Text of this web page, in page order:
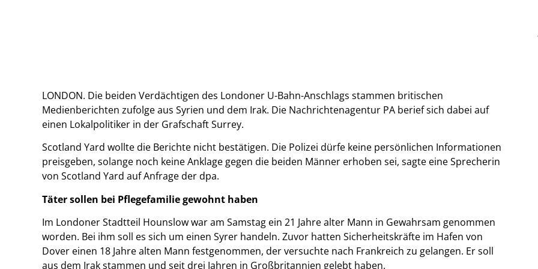
LONDON. Die beiden Verdächtigen des Londoner U-Bahn-Anschlags stammen britischen
Medienberichten zufolge aus Syrien und dem Irak. Die Nachrichtenagentur PA berief sich dabei auf
einen Lokalpolitiker in der Grafschaft Surrey.
Scotland Yard wollte die Berichte nicht bestätigen. Die Polizei dürfe keine persönlichen Informationen
preisgeben, solange noch keine Anklage gegen die beiden Männer erhoben sei, sagte eine Sprecherin
von Scotland Yard auf Anfrage der dpa.
Täter sollen bei Pflegefamilie gewohnt haben
Im Londoner Stadtteil Hounslow war am Samstag ein 21 Jahre alter Mann in Gewahrsam genommen
worden. Bei ihm soll es sich um einen Syrer handeln. Zuvor hatten Sicherheitskräfte im Hafen von
Dover einen 18 Jahre alten Mann festgenommen, der versuchte nach Frankreich zu gelangen. Er soll
aus dem Irak stammen und seit drei Jahren in Großbritannien gelebt haben.